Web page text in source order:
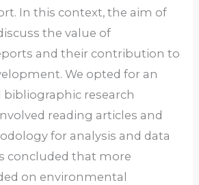
In this context, the aim of
the value of
and their contribution to
We opted for an
bibliographic research
reading articles and
for analysis and data
concluded that more
on environmental